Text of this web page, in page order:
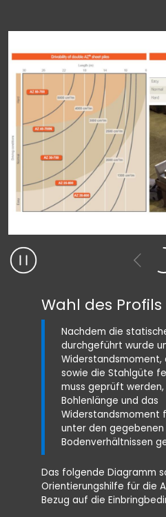
Wahl des Profils
Nachdem die
durchgeführt wurde
Widerstandsmoment,
sowie die Stahlgüte
muss geprüft
Bohlenlänge und das
Widerstandsmoment
unter den gegebenen
Bodenverhältnissen
Das folgende Diagramm
Orientierungshilfe für die
Bezug auf die